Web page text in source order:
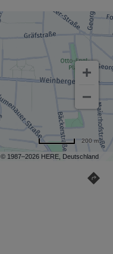
© 1987–2026 HERE, Deutschland
200 m